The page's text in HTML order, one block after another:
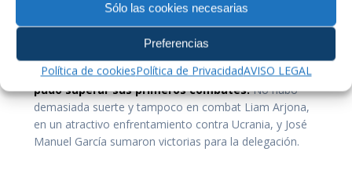
Sólo las cookies necesarias
Preferencias
Política de cookiesPolítica de PrivacidadAVISO LEGAL
cerca el bronce por tercera vez en su carrera, pero la
Por lo que respecta al resto de españoles,ninguno
pudo superar sus primeros combates.No hubo
demasiada suerte y tampoco en combat Liam Arjona,
en un atractivo enfrentamiento contra Ucrania, y José
Manuel García sumaron victorias para la delegación.